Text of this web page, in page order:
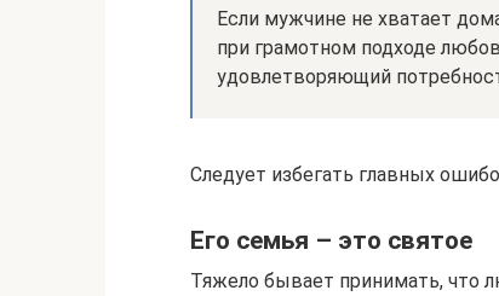
Если мужчине не хватает
при грамотном подходе
удовлетворяющий
Следует избегать главных
Его семья – это святое
Тяжело бывает принимать, что